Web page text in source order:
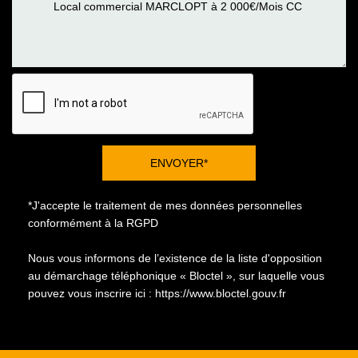
ENVOYER*
*J'accepte le traitement de mes données personnelles
conformément à la RGPD
Nous vous informons de l’existence de la liste d'opposition
au démarchage téléphonique « Bloctel », sur laquelle vous
pouvez vous inscrire ici : https://www.bloctel.gouv.fr